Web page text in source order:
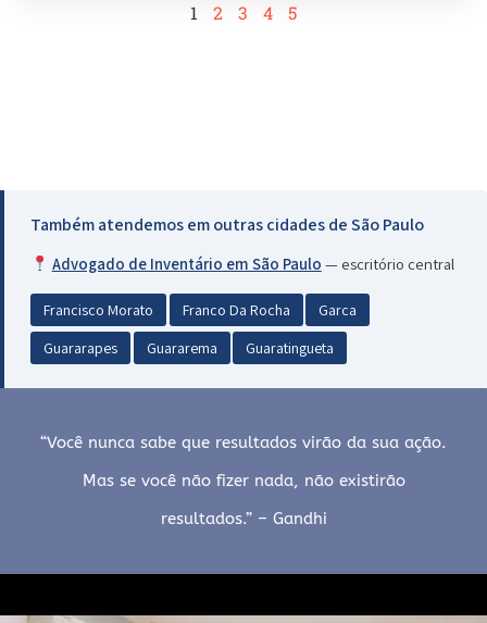
1 2 3 4 5
Também atendemos em outras cidades de São Paulo
Advogado de Inventário em São Paulo — escritório central
Francisco Morato Franco Da Rocha
Garca
Guararapes
Guararema Guaratingueta
“Você nunca sabe que resultados virão da sua ação.
Mas se você não fizer nada, não existirão
resultados.” – Gandhi